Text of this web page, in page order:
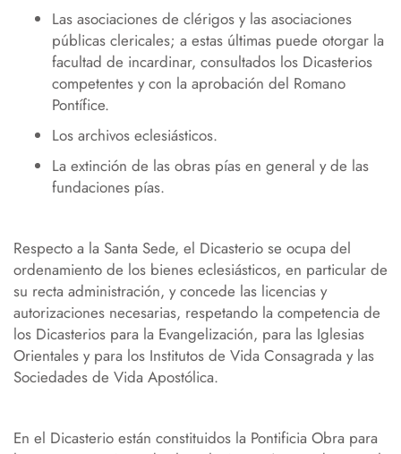
Las asociaciones de clérigos y las asociaciones
públicas clericales; a estas últimas puede otorgar la
facultad de incardinar, consultados los Dicasterios
competentes y con la aprobación del Romano
Pontífice.
Los archivos eclesiásticos.
La extinción de las obras pías en general y de las
fundaciones pías.
Respecto a la Santa Sede, el Dicasterio se ocupa del
ordenamiento de los bienes eclesiásticos, en particular de
su recta administración, y concede las licencias y
autorizaciones necesarias, respetando la competencia de
los Dicasterios para la Evangelización, para las Iglesias
Orientales y para los Institutos de Vida Consagrada y las
Sociedades de Vida Apostólica.
En el Dicasterio están constituidos la Pontificia Obra para